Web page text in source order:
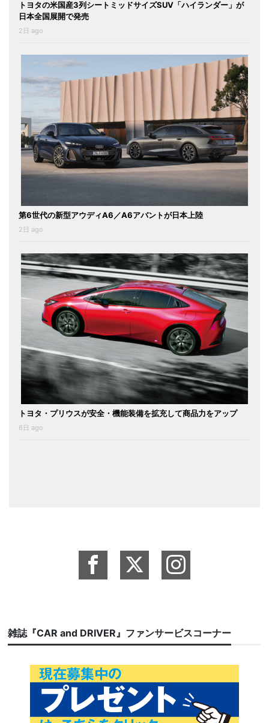
トヨタの米国産3列シートミッドサイズSUV「ハイランダー」が
日本全国展開で発売
2日 ago
第6世代の新型アウディA6／A6アバントが日本上陸
2日 ago
トヨタ・プリウスが安全・機能装備を拡充して商品力をアップ
6日 ago
雑誌『CAR and DRIVER』ファンサービスコーナー